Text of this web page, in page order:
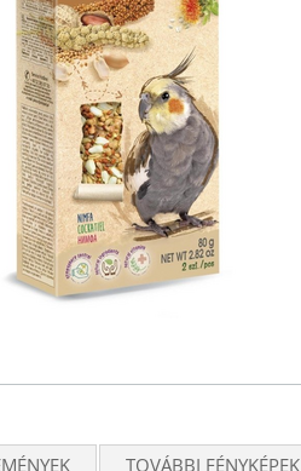
TOVÁBBI FÉNYKÉPEK